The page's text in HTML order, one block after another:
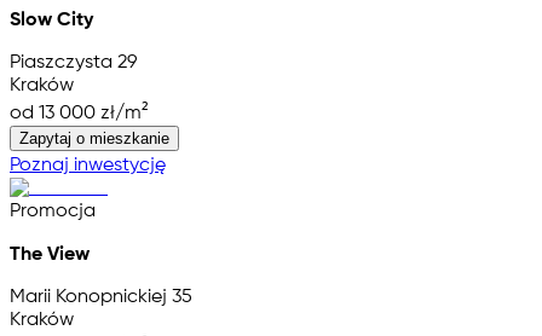
Slow City
Piaszczysta 29
Kraków
od 13 000 zł/m²
Zapytaj o mieszkanie
Poznaj inwestycję
Promocja
The View
Marii Konopnickiej 35
Kraków